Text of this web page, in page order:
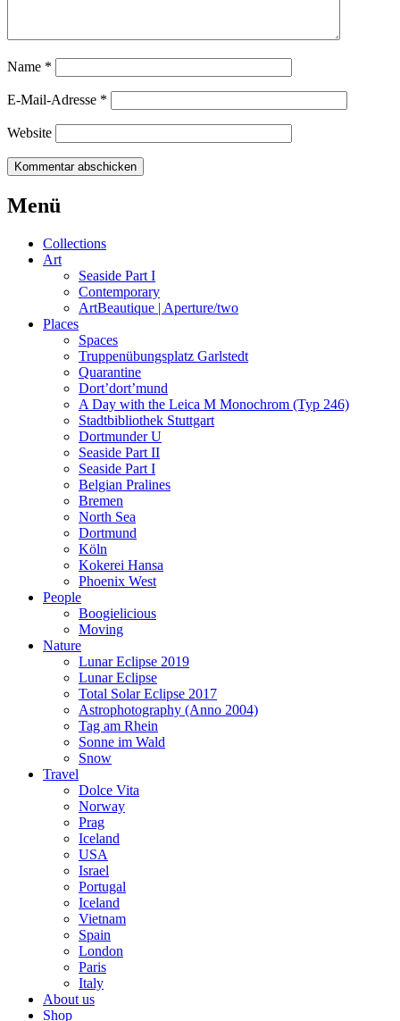
Name *
E-Mail-Adresse *
Website
Beitrags-
←Weekly
[15]
Dolce
Vita→
Menü
Collections
Art
Seaside Part I
Contemporary
ArtBeautique | Aperture/two
Places
Spaces
Truppenübungsplatz Garlstedt
Quarantine
Dort’dort’mund
A Day with the Leica M Monochrom (Typ 246)
Stadtbibliothek Stuttgart
Dortmunder U
Seaside Part II
Seaside Part I
Belgian Pralines
Bremen
North Sea
Dortmund
Köln
Kokerei Hansa
Phoenix West
People
Boogielicious
Moving
Nature
Lunar Eclipse 2019
Lunar Eclipse
Total Solar Eclipse 2017
Astrophotography (Anno 2004)
Tag am Rhein
Sonne im Wald
Snow
Travel
Dolce Vita
Norway
Prag
Iceland
USA
Israel
Portugal
Iceland
Vietnam
Spain
London
Paris
Italy
About us
Shop